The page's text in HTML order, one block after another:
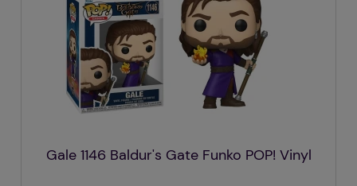
Gale 1146 Baldur's Gate Funko POP! Vinyl